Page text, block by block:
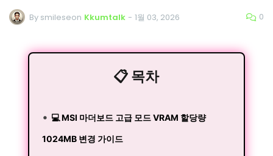
By smileseon Kkumtalk - 1월 03, 2026 0
📋 목차
💻 MSI 마더보드 고급 모드 VRAM 할당량
1024MB 변경 가이드